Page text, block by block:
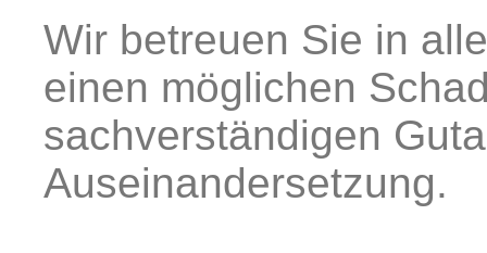
Wir betreuen Sie in
einen möglichen
sachverständigen
Auseinandersetzung.